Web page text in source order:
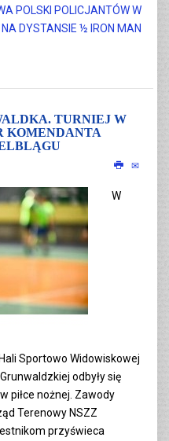
POLSKI POLICJANTÓW W
DYSTANSIE ½ IRON MAN
TURNIEJ W
KOMENDANTA
W
Sportowo Widowiskowej
odbyły się
piłce nożnej. Zawody
Terenowy NSZZ
przyświeca